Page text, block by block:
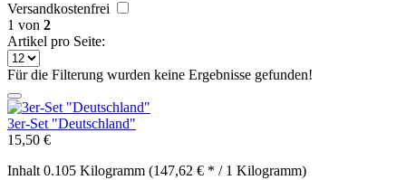
Versandkostenfrei
1 von 2
Artikel pro Seite:
Für die Filterung wurden keine Ergebnisse gefunden!
3er-Set "Deutschland"
15,50 €
Inhalt 0.105 Kilogramm (147,62 € * / 1 Kilogramm)